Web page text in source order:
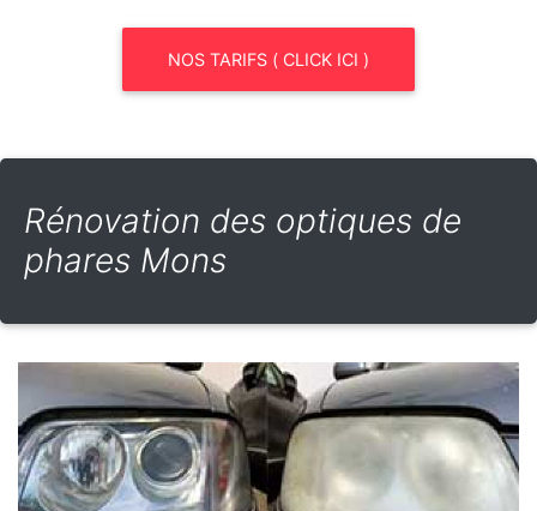
NOS TARIFS ( CLICK ICI )
Rénovation des optiques de
phares Mons